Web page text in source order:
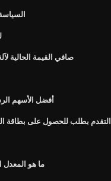
صافي القيمة الحالية
أفضل الأسهم
التقدم بطلب للحصول على بطاقة
ما هو المعدل